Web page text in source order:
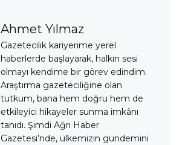
Ahmet Yılmaz
Gazetecilik kariyerime yerel
haberlerde başlayarak, halkın sesi
olmayı kendime bir görev edindim.
Araştırma gazeteciliğine olan
tutkum, bana hem doğru hem de
etkileyici hikayeler sunma imkânı
tanıdı. Şimdi Ağrı Haber
Gazetesi’nde, ülkemizin gündemini